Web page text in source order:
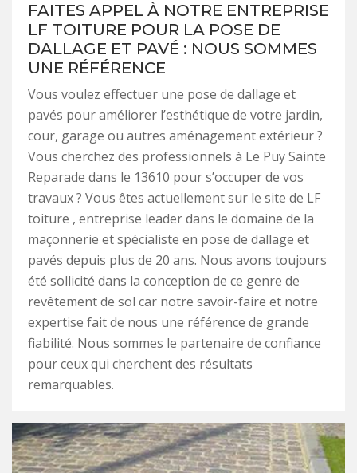
FAITES APPEL À NOTRE ENTREPRISE
LF TOITURE POUR LA POSE DE
DALLAGE ET PAVÉ : NOUS SOMMES
UNE RÉFÉRENCE
Vous voulez effectuer une pose de dallage et
pavés pour améliorer l’esthétique de votre jardin,
cour, garage ou autres aménagement extérieur ?
Vous cherchez des professionnels à Le Puy Sainte
Reparade dans le 13610 pour s’occuper de vos
travaux ? Vous êtes actuellement sur le site de LF
toiture , entreprise leader dans le domaine de la
maçonnerie et spécialiste en pose de dallage et
pavés depuis plus de 20 ans. Nous avons toujours
été sollicité dans la conception de ce genre de
revêtement de sol car notre savoir-faire et notre
expertise fait de nous une référence de grande
fiabilité. Nous sommes le partenaire de confiance
pour ceux qui cherchent des résultats
remarquables.